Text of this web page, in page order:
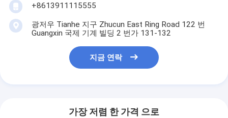
+8613911115555
광저우 Tianhe 지구 Zhucun East Ring Road 122 번
Guangxin 국제 기계 빌딩 2 번가 131-132
지금 연락
가장 저렴 한 가격 으로